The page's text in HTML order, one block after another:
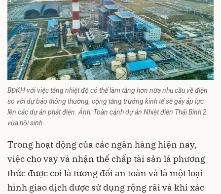
BĐKH với việc tăng nhiệt độ có thể làm tăng hơn nữa nhu cầu về điện
so với dự báo thông thường, cộng tăng trưởng kinh tế sẽ gây áp lực
lên các dự án phát điện. Ảnh: Toàn cảnh dự án Nhiệt điện Thái Bình 2
vừa hồi sinh
Trong hoạt động của các ngân hàng hiện nay,
việc cho vay và nhận thế chấp tài sản là phương
thức được coi là tương đối an toàn và là một loại
hình giao dịch được sử dụng rộng rãi và khi xác